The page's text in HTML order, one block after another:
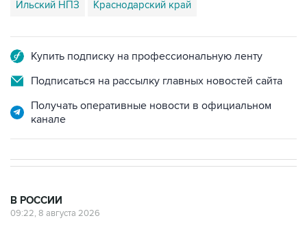
Ильский НПЗ Краснодарский край
Купить подписку на профессиональную ленту
Подписаться на рассылку главных новостей сайта
Получать оперативные новости в официальном
канале
В РОССИИ
09:22, 8 августа 2026